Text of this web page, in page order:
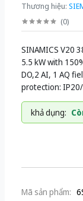
Thương hiệu:
(0)
SINAMICS V20
5.5 kW with
DO,2 AI, 1 AQ
protection:
khả dụng:
Mã sản phẩm: